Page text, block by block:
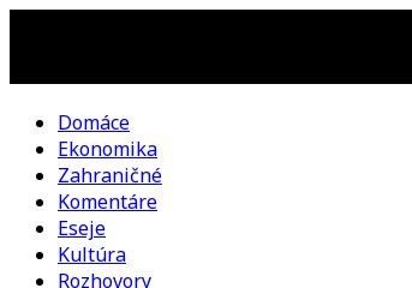
DAV
DVA
Domáce
Ekonomika
Zahraničné
Komentáre
Eseje
Kultúra
Rozhovory